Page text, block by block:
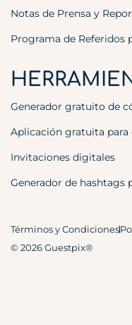
Notas de Prensa y
Programa de Referidos
Generador gratuito de
Aplicación gratuita
Invitaciones digitales
Generador de hashtags
© 2026 Guestpix®
Términos y Condiciones